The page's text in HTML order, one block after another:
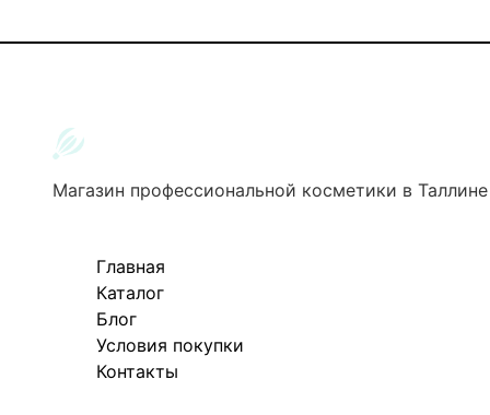
Магазин профессиональной косметики в Таллине
Главная
Каталог
Блог
Условия покупки
Контакты